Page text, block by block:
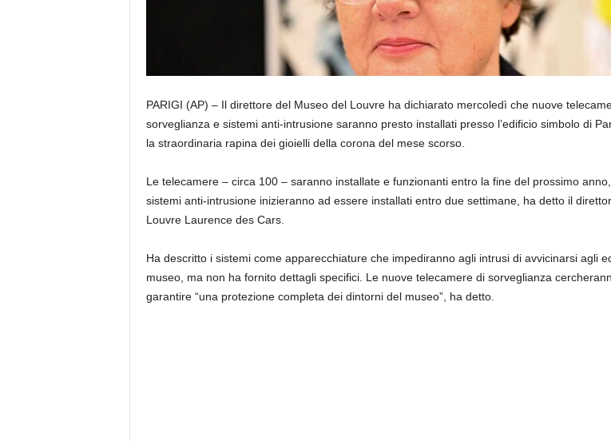
PARIGI (AP) – Il direttore del Museo del Louvre ha dichiarato mercoledì che nuove
sorveglianza e sistemi anti-intrusione saranno presto installati presso l’edificio simbolo di
la straordinaria rapina dei gioielli della corona del mese scorso.
Le telecamere – circa 100 – saranno installate e funzionanti entro la fine del prossimo
sistemi anti-intrusione inizieranno ad essere installati entro due settimane, ha detto il
Louvre Laurence des Cars.
Ha descritto i sistemi come apparecchiature che impediranno agli intrusi di avvicinarsi agli
museo, ma non ha fornito dettagli specifici. Le nuove telecamere di sorveglianza
garantire “una protezione completa dei dintorni del museo”, ha detto.